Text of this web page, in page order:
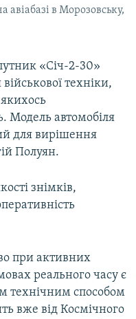
авіабазі в Морозовську,
«Січ-2-30»
техніки,
Модель автомобіля
для вирішення
Полуян.
знімків,
при активних
реального часу є
технічним способом
вже від Космічного